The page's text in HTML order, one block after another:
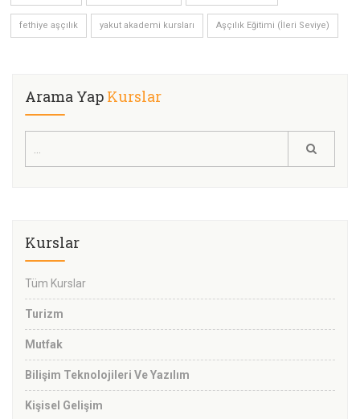
fethiye aşçılık yakut akademi kursları Aşçılık Eğitimi (İleri Seviye)
Arama Yap Kurslar
Kurslar
Tüm Kurslar
Turizm
Mutfak
Bilişim Teknolojileri Ve Yazılım
Kişisel Gelişim